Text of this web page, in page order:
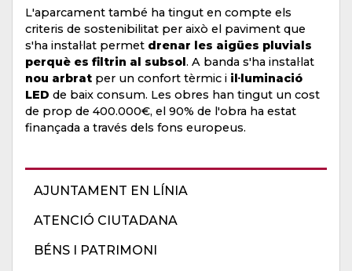
AJUNTAMENT EN LÍNIA
ATENCIÓ CIUTADANA
BÉNS I PATRIMONI
L'aparcament també ha tingut en compte els
criteris de sostenibilitat per això el paviment que
s'ha instal·lat permet drenar les aigües pluvials
perquè es filtrin al subsol. A banda s'ha instal·lat
nou arbrat per un confort tèrmic i il·luminació
LED de baix consum. Les obres han tingut un cost
de prop de 400.000€, el 90% de l'obra ha estat
finançada a través dels fons europeus.